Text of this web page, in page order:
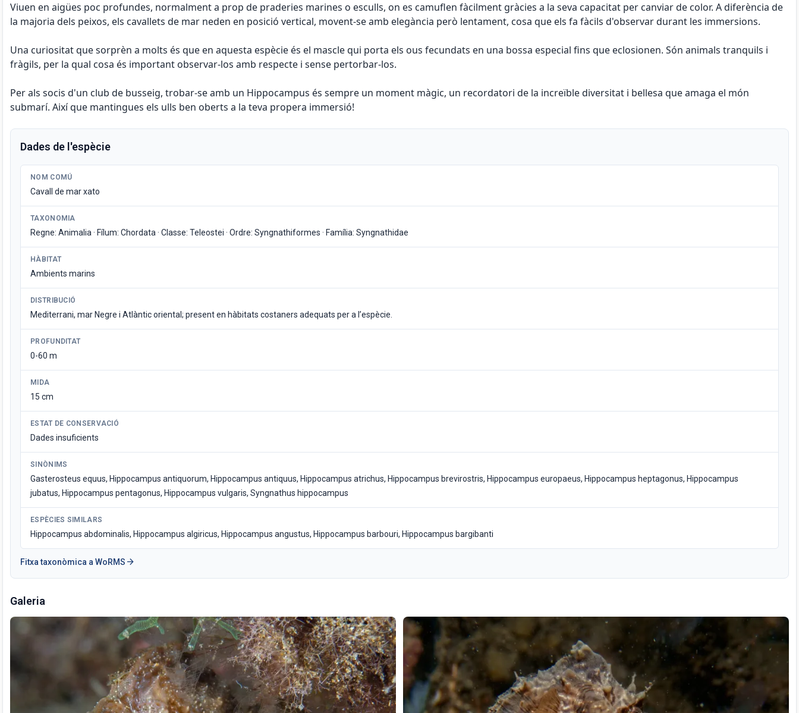
Viuen en aigües poc profundes, normalment a prop de praderies marines o esculls, on es camuflen fàcilment gràcies a la seva capacitat per canviar de color. A diferència de
la majoria dels peixos, els cavallets de mar neden en posició vertical, movent-se amb elegància però lentament, cosa que els fa fàcils d'observar durant les immersions.
Una curiositat que sorprèn a molts és que en aquesta espècie és el mascle qui porta els ous fecundats en una bossa especial fins que eclosionen. Són animals tranquils i
fràgils, per la qual cosa és important observar-los amb respecte i sense pertorbar-los.
Per als socis d'un club de busseig, trobar-se amb un Hippocampus és sempre un moment màgic, un recordatori de la increïble diversitat i bellesa que amaga el món
submarí. Així que mantingues els ulls ben oberts a la teva propera immersió!
Dades de l'espècie
NOM COMÚ
Cavall de mar xato
TAXONOMIA
Regne: Animalia · Fílum: Chordata · Classe: Teleostei · Ordre: Syngnathiformes · Família: Syngnathidae
HÀBITAT
Ambients marins
DISTRIBUCIÓ
Mediterrani, mar Negre i Atlàntic oriental; present en hàbitats costaners adequats per a l’espècie.
PROFUNDITAT
0-60 m
MIDA
15 cm
ESTAT DE CONSERVACIÓ
Dades insuficients
SINÒNIMS
Gasterosteus equus, Hippocampus antiquorum, Hippocampus antiquus, Hippocampus atrichus, Hippocampus brevirostris, Hippocampus europaeus, Hippocampus heptagonus, Hippocampus
jubatus, Hippocampus pentagonus, Hippocampus vulgaris, Syngnathus hippocampus
ESPÈCIES SIMILARS
Hippocampus abdominalis, Hippocampus algiricus, Hippocampus angustus, Hippocampus barbouri, Hippocampus bargibanti
Fitxa taxonòmica a WoRMS arrow_forward
Galeria